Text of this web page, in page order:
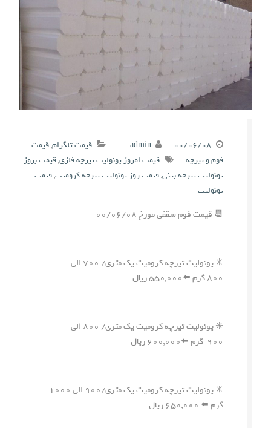
۰۰/۰۶/۰۸ admin قیمت تلگرام,قیمت
فوم و تیرچه
قیمت امروز یونولیت تیرچه فلزی,قیمت بروز
یونولیت تیرچه بتنی,قیمت روز یونولیت تیرچه کرومیت,قیمت
یونولیت
📆 قیمت فوم سقفی مورخ ۰۰/۰۶/۰۸
✳️ یونولیت تیرچه کرومیت یک متری/ ۷۰۰ الی
۸۰۰ گرم ⬅️۵۵۰,۰۰۰ ریال
✳️ یونولیت تیرچه کرومیت یک متری/ ۸۰۰ الی
۹۰۰ گرم ⬅️۶۰۰,۰۰۰ ریال
✳️ یونولیت تیرچه کرومیت یک متری/۹۰۰ الی ۱۰۰۰
گرم ⬅️ ۶۵۰,۰۰۰ ریال